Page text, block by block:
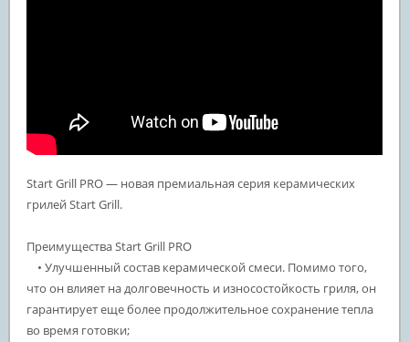
Start Grill PRO — новая премиальная серия керамических
грилей Start Grill.
Преимущества Start Grill PRO
• Улучшенный состав керамической смеси. Помимо того,
что он влияет на долговечность и износостойкость гриля, он
гарантирует еще более продолжительное сохранение тепла
во время готовки;